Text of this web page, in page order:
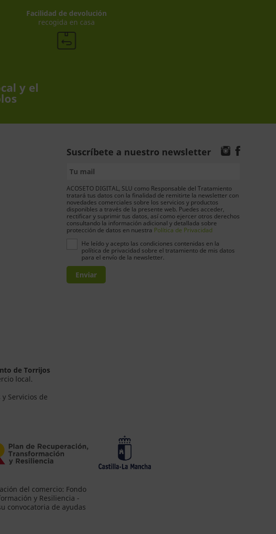
Facilidad de devolución
recogida en casa
y el
Suscríbete a nuestro newsletter
ACOSETO DIGITAL, SLU como Responsable del Tratamiento
tratará tus datos con la finalidad de remitirte la newsletter con
novedades comerciales sobre los servicios y productos
disponibles a través de la presente web. Puedes acceder,
rectificar y suprimir tus datos, así como ejercer otros derechos
consultando la información adicional y detallada sobre
protección de datos en nuestra Política de Privacidad
He leído y acepto las condiciones contenidas en la
política de privacidad sobre el tratamiento de mis datos
para el envío de la newsletter.
Enviar
de Torrijos
local.
Servicios de
del comercio: Fondo
y Resiliencia -
convocatoria de ayudas